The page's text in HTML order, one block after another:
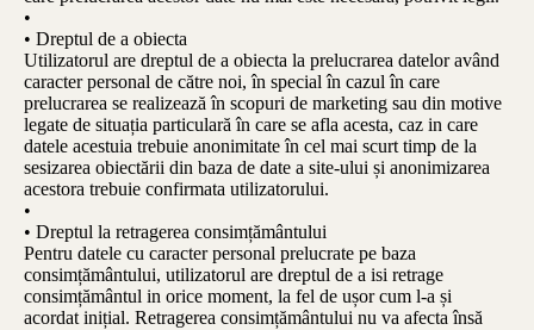
•
• Dreptul de a obiecta
Utilizatorul are dreptul de a obiecta la prelucrarea datelor având
caracter personal de către noi, în special în cazul în care
prelucrarea se realizează în scopuri de marketing sau din motive
legate de situația particulară în care se afla acesta, caz in care
datele acestuia trebuie anonimitate în cel mai scurt timp de la
sesizarea obiectării din baza de date a site-ului și anonimizarea
acestora trebuie confirmata utilizatorului.
•
• Dreptul la retragerea consimțământului
Pentru datele cu caracter personal prelucrate pe baza
consimțământului, utilizatorul are dreptul de a isi retrage
consimțământul in orice moment, la fel de ușor cum l-a și
acordat inițial. Retragerea consimțământului nu va afecta însă